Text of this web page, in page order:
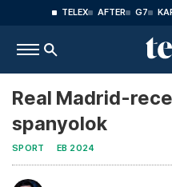
TELEX AFTER G7
Real Madrid-
spanyolok
SPORT EB 2024